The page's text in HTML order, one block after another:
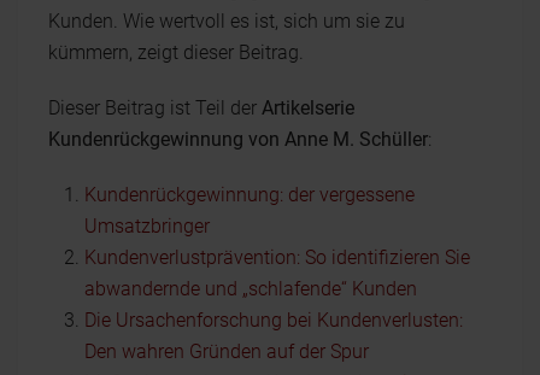
Kunden. Wie wertvoll es ist, sich um sie zu
kümmern, zeigt dieser Beitrag.
Dieser Beitrag ist Teil der Artikelserie
Kundenrückgewinnung von Anne M. Schüller:
Kundenrückgewinnung: der vergessene
Umsatzbringer
Kundenverlustprävention: So identifizieren Sie
abwandernde und „schlafende“ Kunden
Die Ursachenforschung bei Kundenverlusten:
Den wahren Gründen auf der Spur